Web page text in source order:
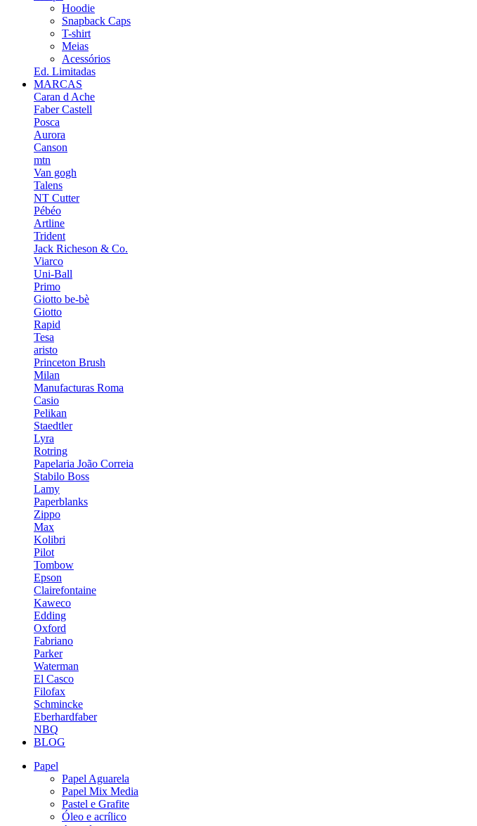
Hoodie
Snapback Caps
T-shirt
Meias
Acessórios
Ed. Limitadas
MARCAS
Caran d Ache
Faber Castell
Posca
Aurora
Canson
mtn
Van gogh
Talens
NT Cutter
Pébéo
Artline
Trident
Jack Richeson & Co.
Viarco
Uni-Ball
Primo
Giotto be-bè
Giotto
Rapid
Tesa
aristo
Princeton Brush
Milan
Manufacturas Roma
Casio
Pelikan
Staedtler
Lyra
Rotring
Papelaria João Correia
Stabilo Boss
Lamy
Paperblanks
Zippo
Max
Kolibri
Pilot
Tombow
Epson
Clairefontaine
Kaweco
Edding
Oxford
Fabriano
Parker
Waterman
El Casco
Filofax
Schmincke
Eberhardfaber
NBQ
BLOG
Papel
Papel Aguarela
Papel Mix Media
Pastel e Grafite
Óleo e acrílico